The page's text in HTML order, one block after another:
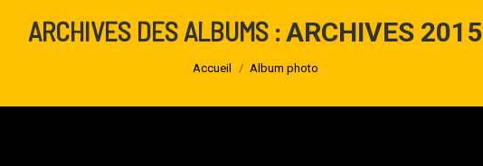
ARCHIVES DES ALBUMS :ARCHIVES 2015
Vous êtes ici :
Accueil Album photo